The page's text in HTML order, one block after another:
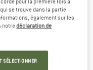
se trouve dans la partie
également sur les
notredéclaration de
SÉLECTIONNER